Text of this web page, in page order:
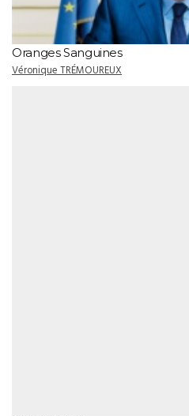
Oranges Sanguines
Véronique TRÉMOUREUX